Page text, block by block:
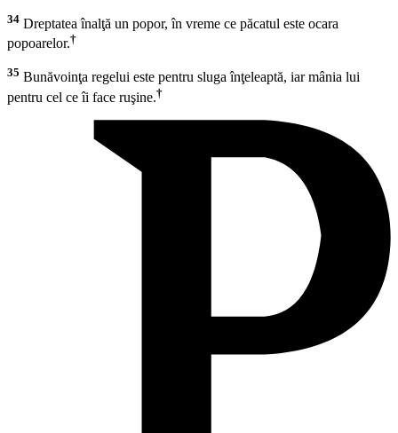
34 Dreptatea înalţă un popor, în vreme ce păcatul este ocara
popoarelor.†
35 Bunăvoinţa regelui este pentru sluga înţeleaptă, iar mânia lui
pentru cel ce îi face ruşine.†